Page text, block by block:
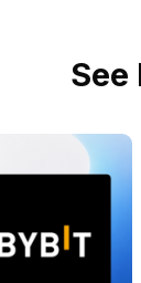
See